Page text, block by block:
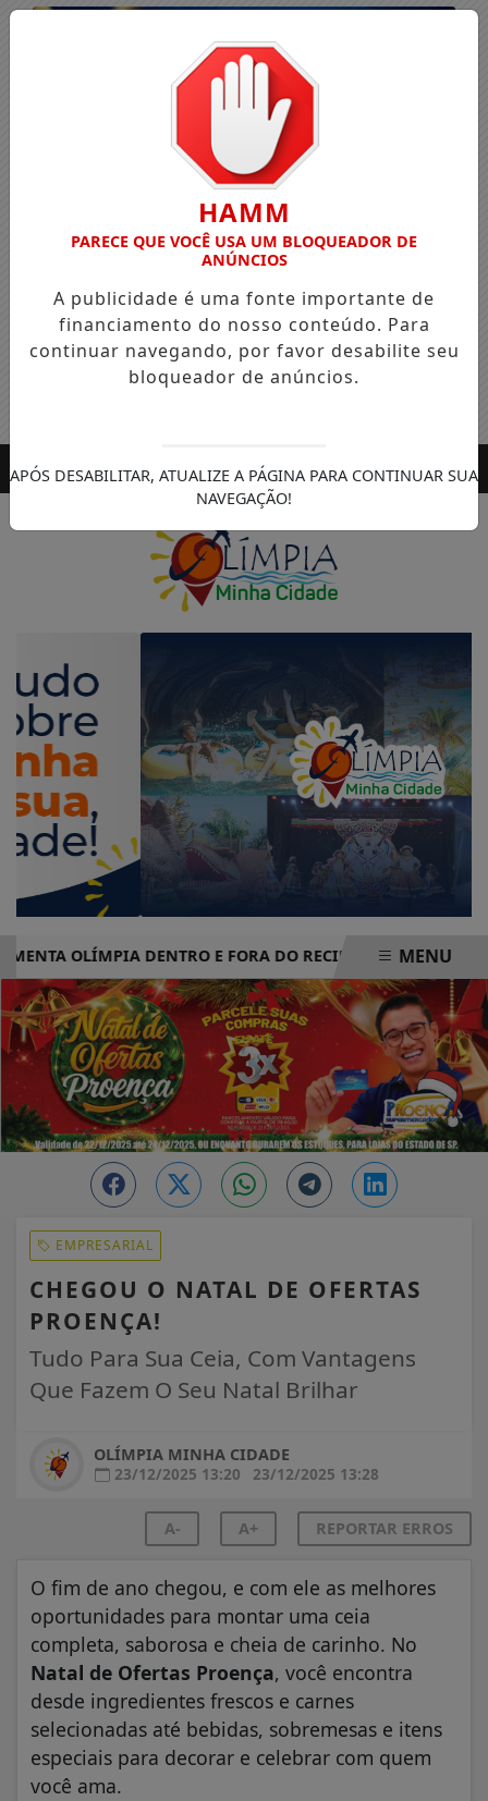
Entrar
OLÍMPIA DENTRO E FORA DO RECINTO CAMPANHA
EM ALTA
MENU
EMPRESARIAL
CHEGOU O NATAL DE OFERTAS
PROENÇA!
Tudo Para Sua Ceia, Com Vantagens
Que Fazem O Seu Natal Brilhar
OLÍMPIA MINHA CIDADE
23/12/2025 13:20
23/12/2025 13:28
A- A+ REPORTAR ERROS
O fim de ano chegou, e com ele as melhores
oportunidades para montar uma ceia
completa, saborosa e cheia de carinho. No
Natal de Ofertas Proença, você encontra
desde ingredientes frescos e carnes
selecionadas até bebidas, sobremesas e itens
especiais para decorar e celebrar com quem
você ama.
HAMM
PARECE QUE VOCÊ USA UM BLOQUEADOR DE
ANÚNCIOS
A publicidade é uma fonte importante de
financiamento do nosso conteúdo. Para
continuar navegando, por favor desabilite seu
bloqueador de anúncios.
APÓS DESABILITAR, ATUALIZE A PÁGINA PARA CONTINUAR SUA
NAVEGAÇÃO!